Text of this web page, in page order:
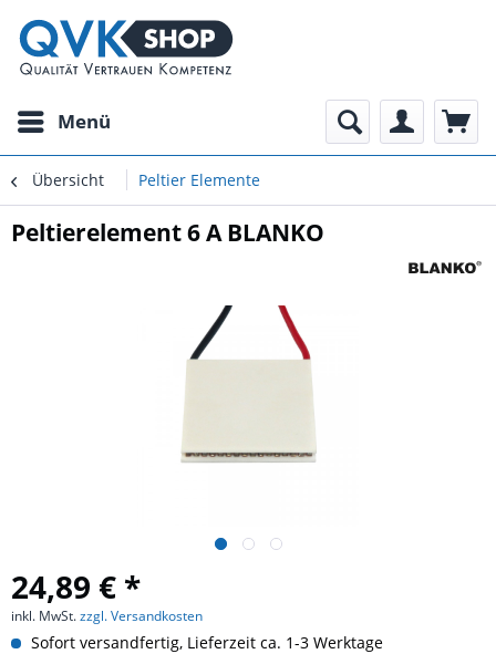
Menü
Übersicht Peltier Elemente
Peltierelement 6 A BLANKO
24,89 € *
inkl. MwSt.zzgl. Versandkosten
Sofort versandfertig, Lieferzeit ca. 1-3 Werktage